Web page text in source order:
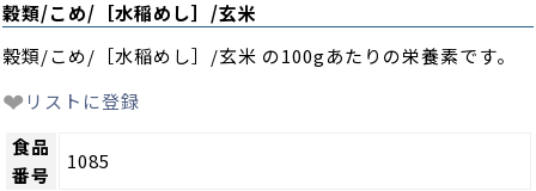
穀類/こめ/［水稲めし］/玄米
穀類/こめ/［水稲めし］/玄米 の100gあたりの栄養素です。
❤ リストに登録
食品
番号
1085